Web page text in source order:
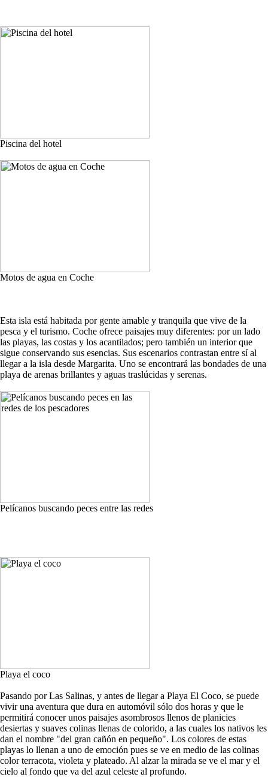
Piscina del hotel
Motos de agua en Coche
Esta isla está habitada por gente amable y tranquila que vive de la
pesca y el turismo. Coche ofrece paisajes muy diferentes: por un lado
las playas, las costas y los acantilados; pero también un interior que
sigue conservando sus esencias. Sus escenarios contrastan entre sí al
llegar a la isla desde Margarita. Uno se encontrará las bondades de una
playa de arenas brillantes y aguas traslúcidas y serenas.
Pelícanos buscando peces entre las redes
Playa el coco
Pasando por Las Salinas, y antes de llegar a Playa El Coco, se puede
vivir una aventura que dura en automóvil sólo dos horas y que le
permitirá conocer unos paisajes asombrosos llenos de planicies
desiertas y suaves colinas llenas de colorido, a las cuales los nativos les
dan el nombre "del gran cañón en pequeño". Los colores de estas
playas lo llenan a uno de emoción pues se ve en medio de las colinas
color terracota, violeta y plateado. Al alzar la mirada se ve el mar y el
cielo al fondo que va del azul celeste al profundo.